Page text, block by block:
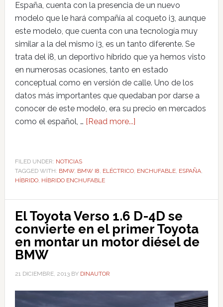
España, cuenta con la presencia de un nuevo
modelo que le hará compañía al coqueto i3, aunque
este modelo, que cuenta con una tecnología muy
similar a la del mismo i3, es un tanto diferente. Se
trata del i8, un deportivo híbrido que ya hemos visto
en numerosas ocasiones, tanto en estado
conceptual como en versión de calle. Uno de los
datos más importantes que quedaban por darse a
conocer de este modelo, era su precio en mercados
como el español, … [Read more...]
FILED UNDER: NOTICIAS
TAGGED WITH: BMW, BMW I8, ELÉCTRICO, ENCHUFABLE, ESPAÑA,
HÍBRIDO, HÍBRIDO ENCHUFABLE
El Toyota Verso 1.6 D-4D se
convierte en el primer Toyota
en montar un motor diésel de
BMW
21 DICIEMBRE, 2013BY DINAUTOR